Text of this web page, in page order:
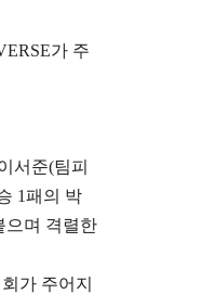
가 주
서준(팀피
1패의 박
으며 격렬한
가 주어지